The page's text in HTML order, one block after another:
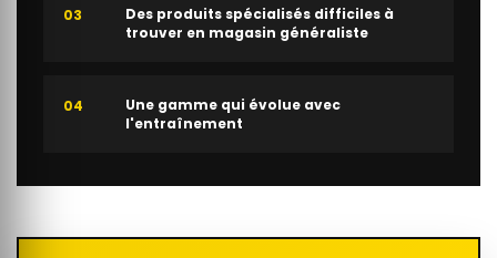
03
Des produits spécialisés difficiles à
trouver en magasin généraliste
04
Une gamme qui évolue avec
l'entraînement